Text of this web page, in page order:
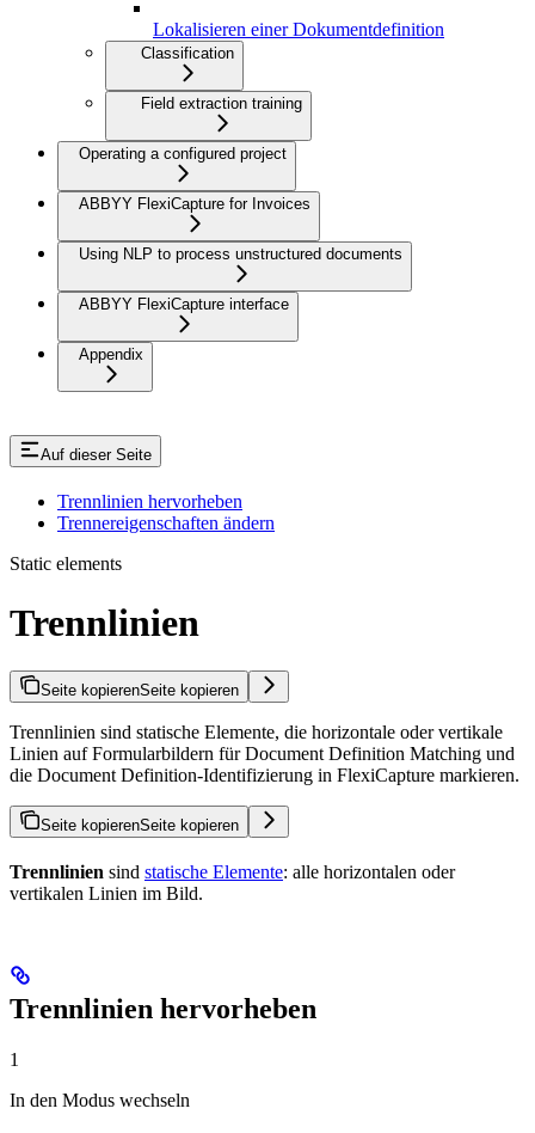
Lokalisieren einer Dokumentdefinition
Classification
Field extraction training
Operating a configured project
ABBYY FlexiCapture for Invoices
Using NLP to process unstructured documents
ABBYY FlexiCapture interface
Appendix
Auf dieser Seite
Trennlinien hervorheben
Trennereigenschaften ändern
Static elements
Trennlinien
Seite kopierenSeite kopieren
Trennlinien sind statische Elemente, die horizontale oder vertikale
Linien auf Formularbildern für Document Definition Matching und
die Document Definition-Identifizierung in FlexiCapture markieren.
Seite kopierenSeite kopieren
Trennlinien sind statische Elemente: alle horizontalen oder
vertikalen Linien im Bild.
Trennlinien hervorheben
1
In den Modus wechseln